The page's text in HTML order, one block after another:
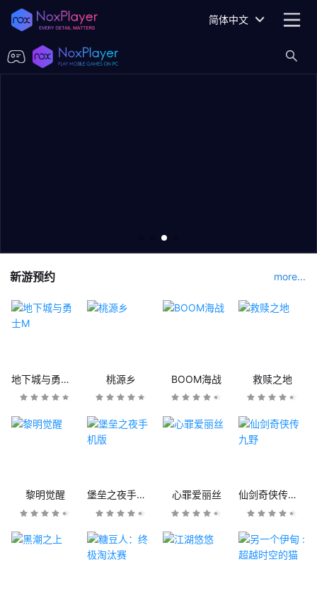
简体中文
新游预约 more...
地下城与勇士M 桃源乡 BOOM海战 救赎之地
黎明觉醒 堡垒之夜手机版 心罪爱丽丝 仙剑奇侠传九野